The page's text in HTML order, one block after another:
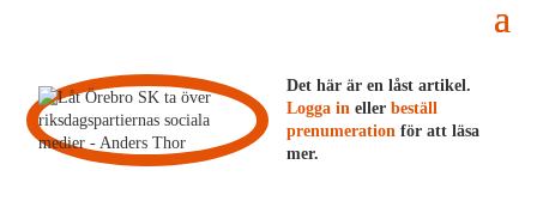
Det här är en låst artikel.
Logga in eller beställ
prenumeration för att läsa
mer.